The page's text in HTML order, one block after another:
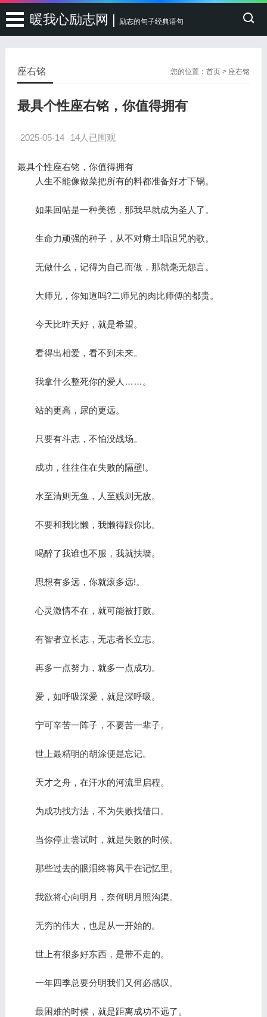
暖我心励志网 | 励志的句子经典语句
您的位置：首页 > 座右铭
座右铭
最具个性座右铭，你值得拥有
2025-05-14 14人已围观
最具个性座右铭，你值得拥有
人生不能像做菜把所有的料都准备好才下锅。
如果回帖是一种美德，那我早就成为圣人了。
生命力顽强的种子，从不对瘠土唱诅咒的歌。
无做什么，记得为自己而做，那就毫无怨言。
大师兄，你知道吗?二师兄的肉比师傅的都贵。
今天比昨天好，就是希望。
看得出相爱，看不到未来。
我拿什么整死你的爱人……。
站的更高，尿的更远。
只要有斗志，不怕没战场。
成功，往往住在失败的隔壁!。
水至清则无鱼，人至贱则无敌。
不要和我比懒，我懒得跟你比。
喝醉了我谁也不服，我就扶墙。
思想有多远，你就滚多远!。
心灵激情不在，就可能被打败。
有智者立长志，无志者长立志。
再多一点努力，就多一点成功。
爱，如呼吸深爱，就是深呼吸。
宁可辛苦一阵子，不要苦一辈子。
世上最精明的胡涂便是忘记。
天才之舟，在汗水的河流里启程。
为成功找方法，不为失败找借口。
当你停止尝试时，就是失败的时候。
那些过去的眼泪终将风干在记忆里。
我欲将心向明月，奈何明月照沟渠。
无穷的伟大，也是从一开始的。
世上有很多好东西，是带不走的。
一年四季总要分明我们又何必感叹。
最困难的时候，就是距离成功不远了。